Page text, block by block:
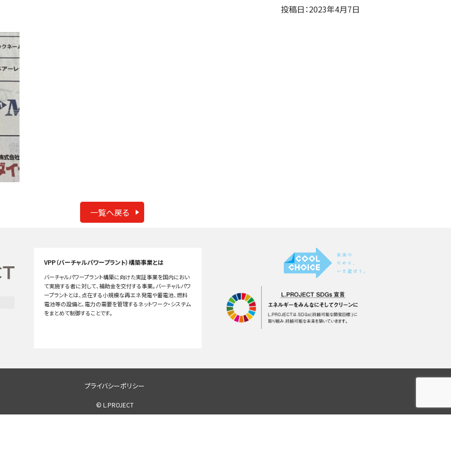
投稿日：2023年4月7日
一覧へ戻る
VPP（バーチャルパワープラント）構築事業とは
バーチャルパワープラント構築に向けた実証事業を国内におい
て実施する者に対して、補助金を交付する事業。バーチャルパワ
ープラントとは、点在する小規模な再エネ発電や蓄電池、燃料
電池等の設備と、電力の需要を管理するネットワーク・システム
をまとめて制御することです。
プライバシーポリシー
© L.PROJECT